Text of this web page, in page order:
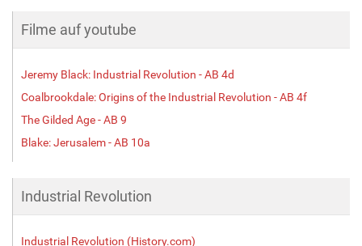
Filme auf youtube
Jeremy Black: Industrial Revolution - AB 4d
Coalbrookdale: Origins of the Industrial Revolution - AB 4f
The Gilded Age - AB 9
Blake: Jerusalem - AB 10a
Industrial Revolution
Industrial Revolution (History.com)